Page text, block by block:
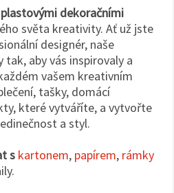
dekoračními
světa kreativity. Ať už jste
designér, naše
aby vás inspirovaly a
vašem kreativním
tašky, domácí
které vytváříte, a vytvořte
a styl.
s kartonem, papírem, rámky